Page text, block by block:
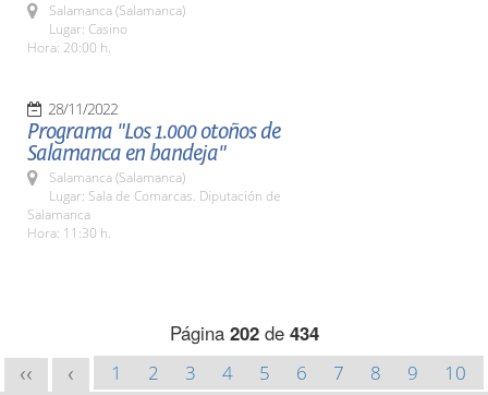
Salamanca (Salamanca)
Lugar: Casino
Hora: 20:00 h.
28/11/2022
Programa "Los 1.000 otoños de
Salamanca en bandeja"
Salamanca (Salamanca)
Lugar: Sala de Comarcas. Diputación de
Salamanca
Hora: 11:30 h.
Página 202de 434
<< < 1 2 3 4 5 6 7 8 9
10